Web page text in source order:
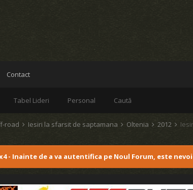
Tabel Lideri Personal Caută
Contact
road Iesiri la sfarsit de saptamana Oltenia 2012
- Inainte de a va autentifica pe Noul Forum, este